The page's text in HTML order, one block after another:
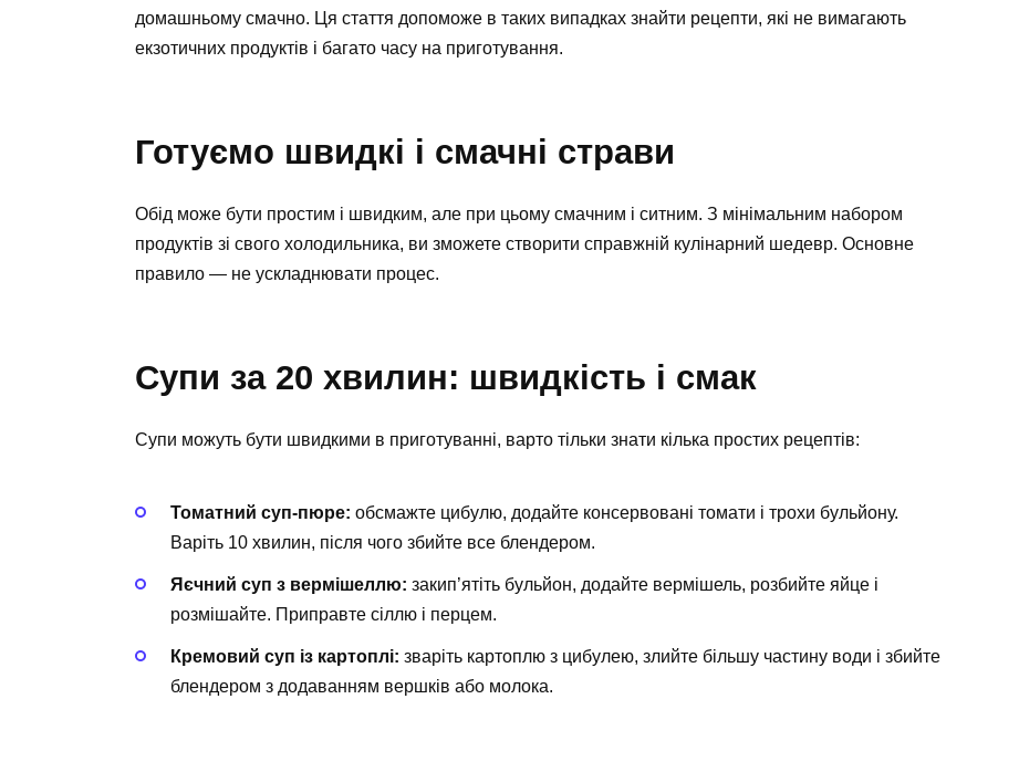
домашньому смачно. Ця стаття допоможе в таких випадках знайти рецепти, які не вимагають
екзотичних продуктів і багато часу на приготування.
Готуємо швидкі і смачні страви
Обід може бути простим і швидким, але при цьому смачним і ситним. З мінімальним набором
продуктів зі свого холодильника, ви зможете створити справжній кулінарний шедевр. Основне
правило — не ускладнювати процес.
Супи за 20 хвилин: швидкість і смак
Супи можуть бути швидкими в приготуванні, варто тільки знати кілька простих рецептів:
Томатний суп-пюре: обсмажте цибулю, додайте консервовані томати і трохи бульйону.
Варіть 10 хвилин, після чого збийте все блендером.
Яєчний суп з вермішеллю: закип’ятіть бульйон, додайте вермішель, розбийте яйце і
розмішайте. Приправте сіллю і перцем.
Кремовий суп із картоплі: зваріть картоплю з цибулею, злийте більшу частину води і збийте
блендером з додаванням вершків або молока.